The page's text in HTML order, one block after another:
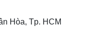
Hòa, Tp. HCM